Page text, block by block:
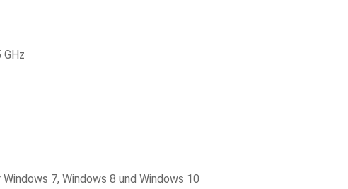
7, Windows 8 und Windows 10